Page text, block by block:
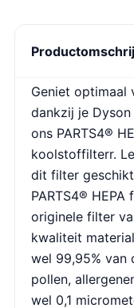
Geniet optimaal
dankzij je
ons PARTS4®
koolstoffilterr.
dit filter
PARTS4®
originele filter
kwaliteit
wel 99,95% van
pollen,
wel 0,1